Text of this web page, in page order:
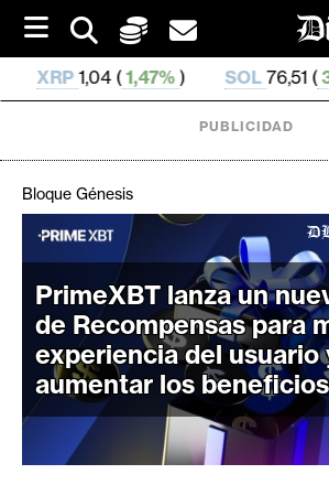
i
t
o
1,47%) SOL76,51 ( 3,72% )
C
i
p
t
o
M
e
r
PUBLICIDAD
Bloque Génesis
PrimeXBT lanza un
de Recompensas para
experiencia del usuario
aumentar los